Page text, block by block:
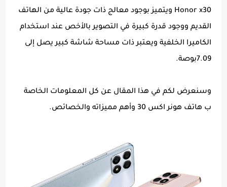
Honor x30 ويتميز بوجود معالج ذات جودة عالية من الهاتف
القديم ووجود قدرة كبيرة في التصوير بالأخص عند استخدام
الكاميرا الخلفية ويعتبر ذات مساحة شاشة كبير يصل إلى
7.09بوصة.
وسنعرض لكم في هذا المقال عن كل المعلومات الخاصة
ب هاتف هونر اكس 30 وأهم مميزاته والخصائص.